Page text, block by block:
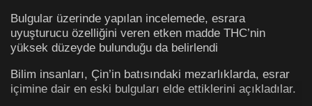
Bulgular üzerinde yapılan incelemede, esrara
uyuşturucu özelliğini veren etken madde THC’nin
yüksek düzeyde bulunduğu da belirlendi
Bilim insanları, Çin’in batısındaki mezarlıklarda, esrar
içimine dair en eski bulguları elde ettiklerini açıkladılar.